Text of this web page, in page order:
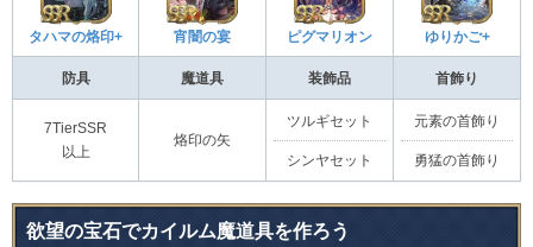
タハマの烙印+ 宵闇の宴 ピグマリオン ゆりかご+
防具 魔道具 装飾品 首飾り
7TierSSR
以上
烙印の矢
ツルギセット
シンヤセット
元素の首飾り
勇猛の首飾り
欲望の宝石でカイルム魔道具を作ろう